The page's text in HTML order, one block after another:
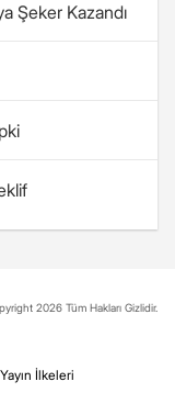
Şeker Kazandı
2026 Tüm Hakları Gizlidir.
Yayın İlkeleri